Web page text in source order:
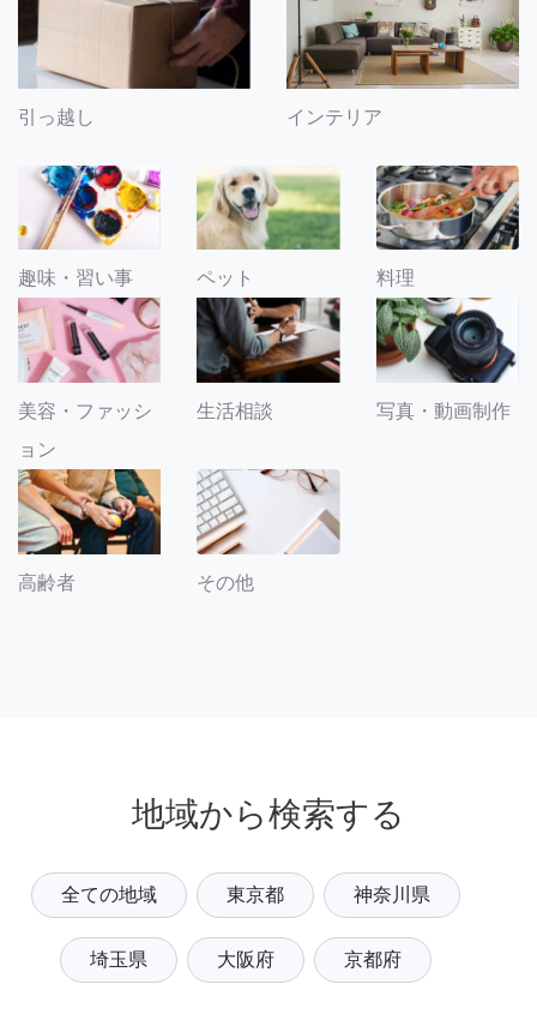
引っ越し インテリア
趣味・習い事 ペット 料理
美容・ファッシ
ョン
生活相談 写真・動画制作
高齢者 その他
地域から検索する
全ての地域 東京都 神奈川県
埼玉県 大阪府 京都府